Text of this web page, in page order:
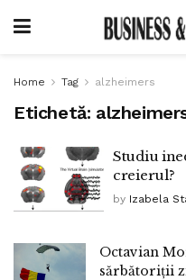
Home Tag alzheimers
Etichetă:
Studiu
creierul?
by Izabela
Octavian
sărbătoriții